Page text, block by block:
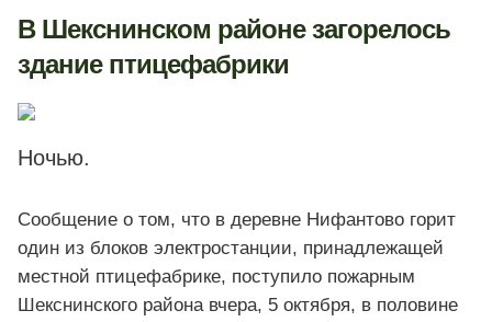
В Шекснинском районе загорелось
здание птицефабрики
Ночью.
Сообщение о том, что в деревне Нифантово горит
один из блоков электростанции, принадлежащей
местной птицефабрике, поступило пожарным
Шекснинского района вчера, 5 октября, в половине